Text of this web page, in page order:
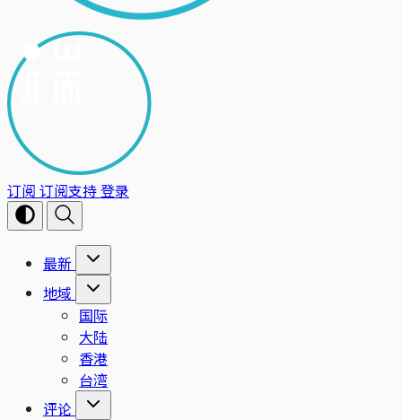
订阅 订阅支持登录
最新
地域
国际
大陆
香港
台湾
评论